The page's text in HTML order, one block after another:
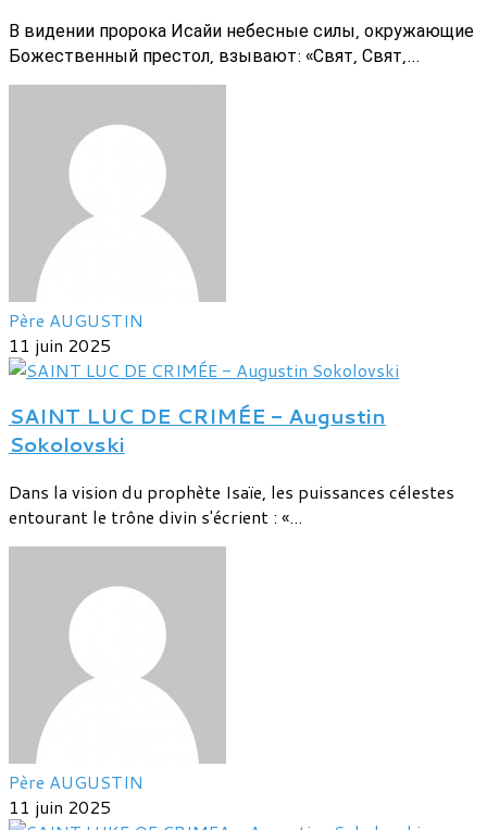
В видении пророка Исайи небесные силы, окружающие
Божественный престол, взывают: «Свят, Свят,...
Père AUGUSTIN
11 juin 2025
SAINT LUC DE CRIMÉE - Augustin
Sokolovski
Dans la vision du prophète Isaïe, les puissances célestes
entourant le trône divin s'écrient : «...
Père AUGUSTIN
11 juin 2025